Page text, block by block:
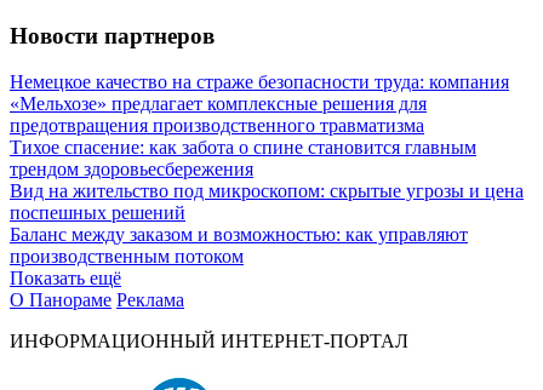
Новости партнеров
Немецкое качество на страже безопасности труда: компания
«Мельхозе» предлагает комплексные решения для
предотвращения производственного травматизма
Тихое спасение: как забота о спине становится главным
трендом здоровьесбережения
Вид на жительство под микроскопом: скрытые угрозы и цена
поспешных решений
Баланс между заказом и возможностью: как управляют
производственным потоком
Показать ещё
О Панораме Реклама
ИНФОРМАЦИОННЫЙ ИНТЕРНЕТ-ПОРТАЛ